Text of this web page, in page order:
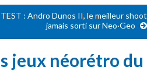
TEST : Andro Dunos II, le meilleur shoot
jamais sorti sur Neo·Geo
jeux néorétro du